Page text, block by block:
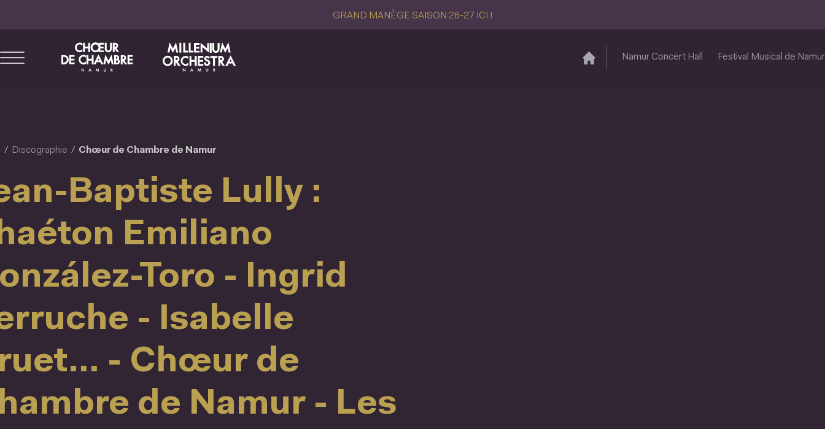
principal
GRAND MANÈGE SAISON 26-27 ICI !
Namur Concert Hall Festival Musical de Namur
Discographie Chœur de Chambre de Namur
Baptiste Lully :
Emiliano
Toro - Ingrid
- Isabelle
- Chœur de
de Namur - Les